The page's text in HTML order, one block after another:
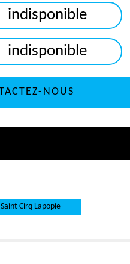
indisponible
indisponible
NOUS
Cirq Lapopie